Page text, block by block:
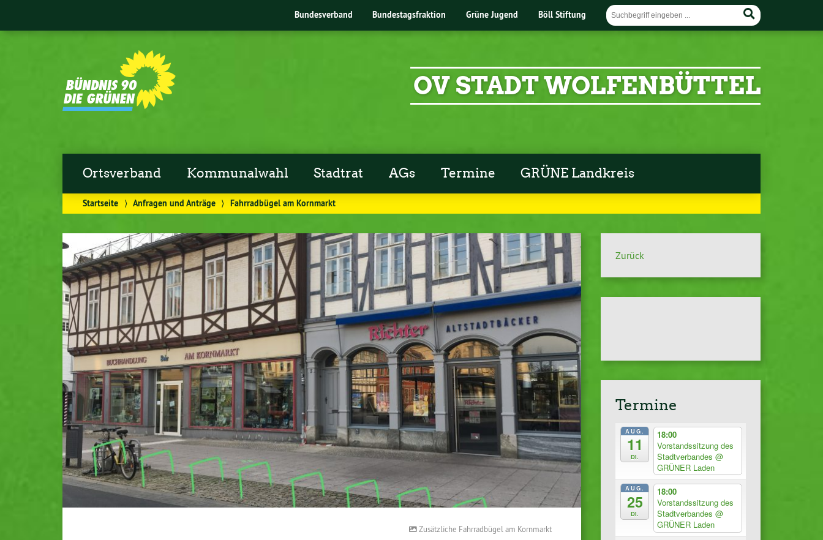
Bundesverband Bundestagsfraktion Grüne Jugend Böll Stiftung
OV STADT WOLFENBÜTTEL
Ortsverband Kommunalwahl Stadtrat AGs Termine GRÜNE Landkreis
Startseite ⟩ Anfragen und Anträge ⟩ Fahrradbügel am Kornmarkt
Zusätzliche Fahrradbügel am Kornmarkt
Zurück
Termine
AUG.
11
Di.
18:00
Vorstandssitzung des
Stadtverbandes@
GRÜNER Laden
AUG.
25
Di.
18:00
Vorstandssitzung des
Stadtverbandes@
GRÜNER Laden